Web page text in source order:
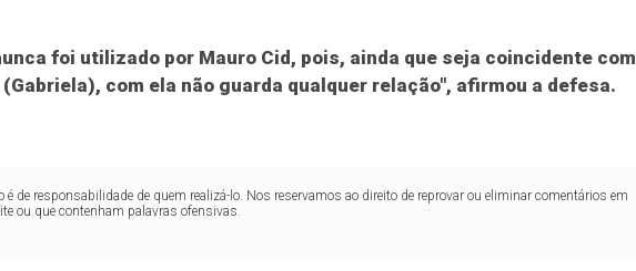
foi utilizado por Mauro Cid, pois, ainda que seja coincidente com
com ela não guarda qualquer relação", afirmou a defesa.
é de responsabilidade de quem realizá-lo. Nos reservamos ao direito de reprovar ou eliminar comentários em
ou que contenham palavras ofensivas.